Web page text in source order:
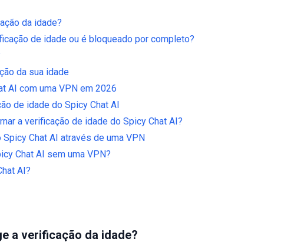
da idade?
de idade ou é bloqueado por completo?
da sua idade
AI com uma VPN em 2026
de idade do Spicy Chat AI
a verificação de idade do Spicy Chat AI?
Chat AI através de uma VPN
Chat AI sem uma VPN?
AI?
a verificação da idade?